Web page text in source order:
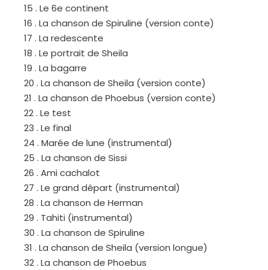
15 . Le 6e continent
16 . La chanson de Spiruline (version conte)
17 . La redescente
18 . Le portrait de Sheila
19 . La bagarre
20 . La chanson de Sheila (version conte)
21 . La chanson de Phoebus (version conte)
22 . Le test
23 . Le final
24 . Marée de lune (instrumental)
25 . La chanson de Sissi
26 . Ami cachalot
27 . Le grand départ (instrumental)
28 . La chanson de Herman
29 . Tahiti (instrumental)
30 . La chanson de Spiruline
31 . La chanson de Sheila (version longue)
32 . La chanson de Phoebus